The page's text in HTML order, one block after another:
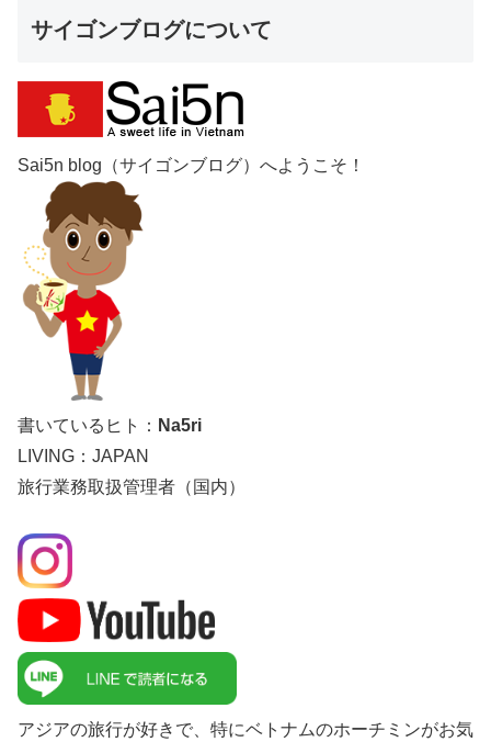
サイゴンブログについて
Sai5n blog（サイゴンブログ）へようこそ！
書いているヒト： Na5ri
LIVING：JAPAN
旅行業務取扱管理者（国内）
アジアの旅行が好きで、特にベトナムのホーチミンがお気